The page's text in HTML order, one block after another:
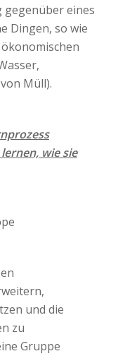
gegenüber eines
Dingen, so wie
Müll).
wie sie
und die
zu
Gruppe